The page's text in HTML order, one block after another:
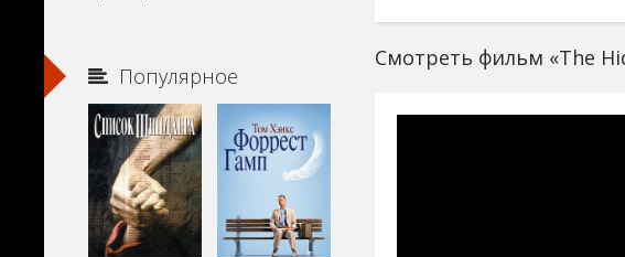
Смотреть фильм «The
Популярное